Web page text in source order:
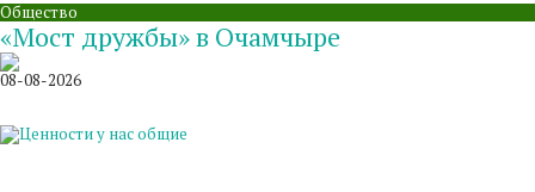
Общество
«Мост дружбы» в Очамчыре
08-08-2026